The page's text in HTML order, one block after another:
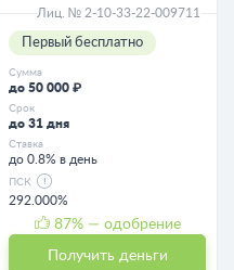
Лиц. № 2-10-33-22-009711
Первый бесплатно
Сумма
до 50 000 ₽
Срок
до 31 дня
Ставка
до 0.8% в день
ПСК
292.000%
87% — одобрение
Получить деньги